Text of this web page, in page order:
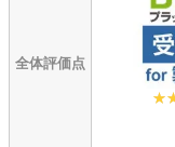
全体評価点